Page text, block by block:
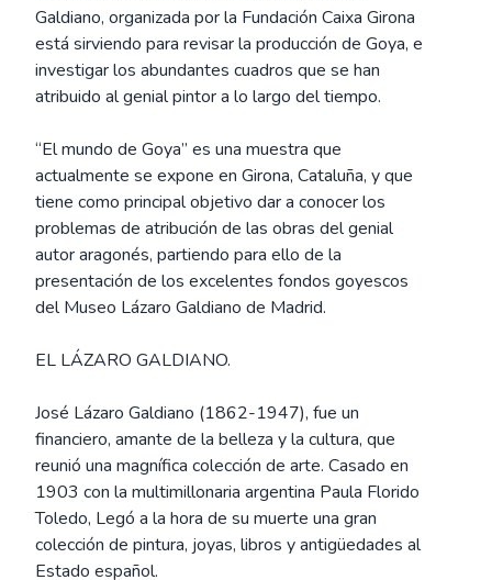
Galdiano, organizada por la Fundación Caixa Girona
está sirviendo para revisar la producción de Goya, e
investigar los abundantes cuadros que se han
atribuido al genial pintor a lo largo del tiempo.
“El mundo de Goya” es una muestra que
actualmente se expone en Girona, Cataluña, y que
tiene como principal objetivo dar a conocer los
problemas de atribución de las obras del genial
autor aragonés, partiendo para ello de la
presentación de los excelentes fondos goyescos
del Museo Lázaro Galdiano de Madrid.
EL LÁZARO GALDIANO.
José Lázaro Galdiano (1862-1947), fue un
financiero, amante de la belleza y la cultura, que
reunió una magnífica colección de arte. Casado en
1903 con la multimillonaria argentina Paula Florido
Toledo, Legó a la hora de su muerte una gran
colección de pintura, joyas, libros y antigüedades al
Estado español.